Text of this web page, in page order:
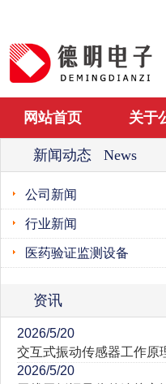
网站首页 关于
新闻动态 News
公司新闻
行业新闻
医药验证监测设备
资讯
2026/5/20
交互式振动传感器工作原
2026/5/20